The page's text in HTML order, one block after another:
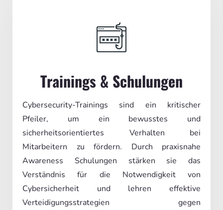
Trainings & Schulungen
Cybersecurity-Trainings sind ein kritischer
Pfeiler, um ein bewusstes und
sicherheitsorientiertes Verhalten bei
Mitarbeitern zu fördern. Durch praxisnahe
Awareness Schulungen stärken sie das
Verständnis für die Notwendigkeit von
Cybersicherheit und lehren effektive
Verteidigungsstrategien gegen